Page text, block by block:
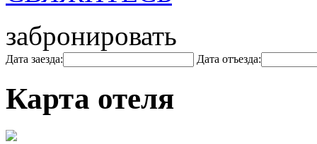
забронировать
Дата заезда: Дата отъезда:
Карта отеля